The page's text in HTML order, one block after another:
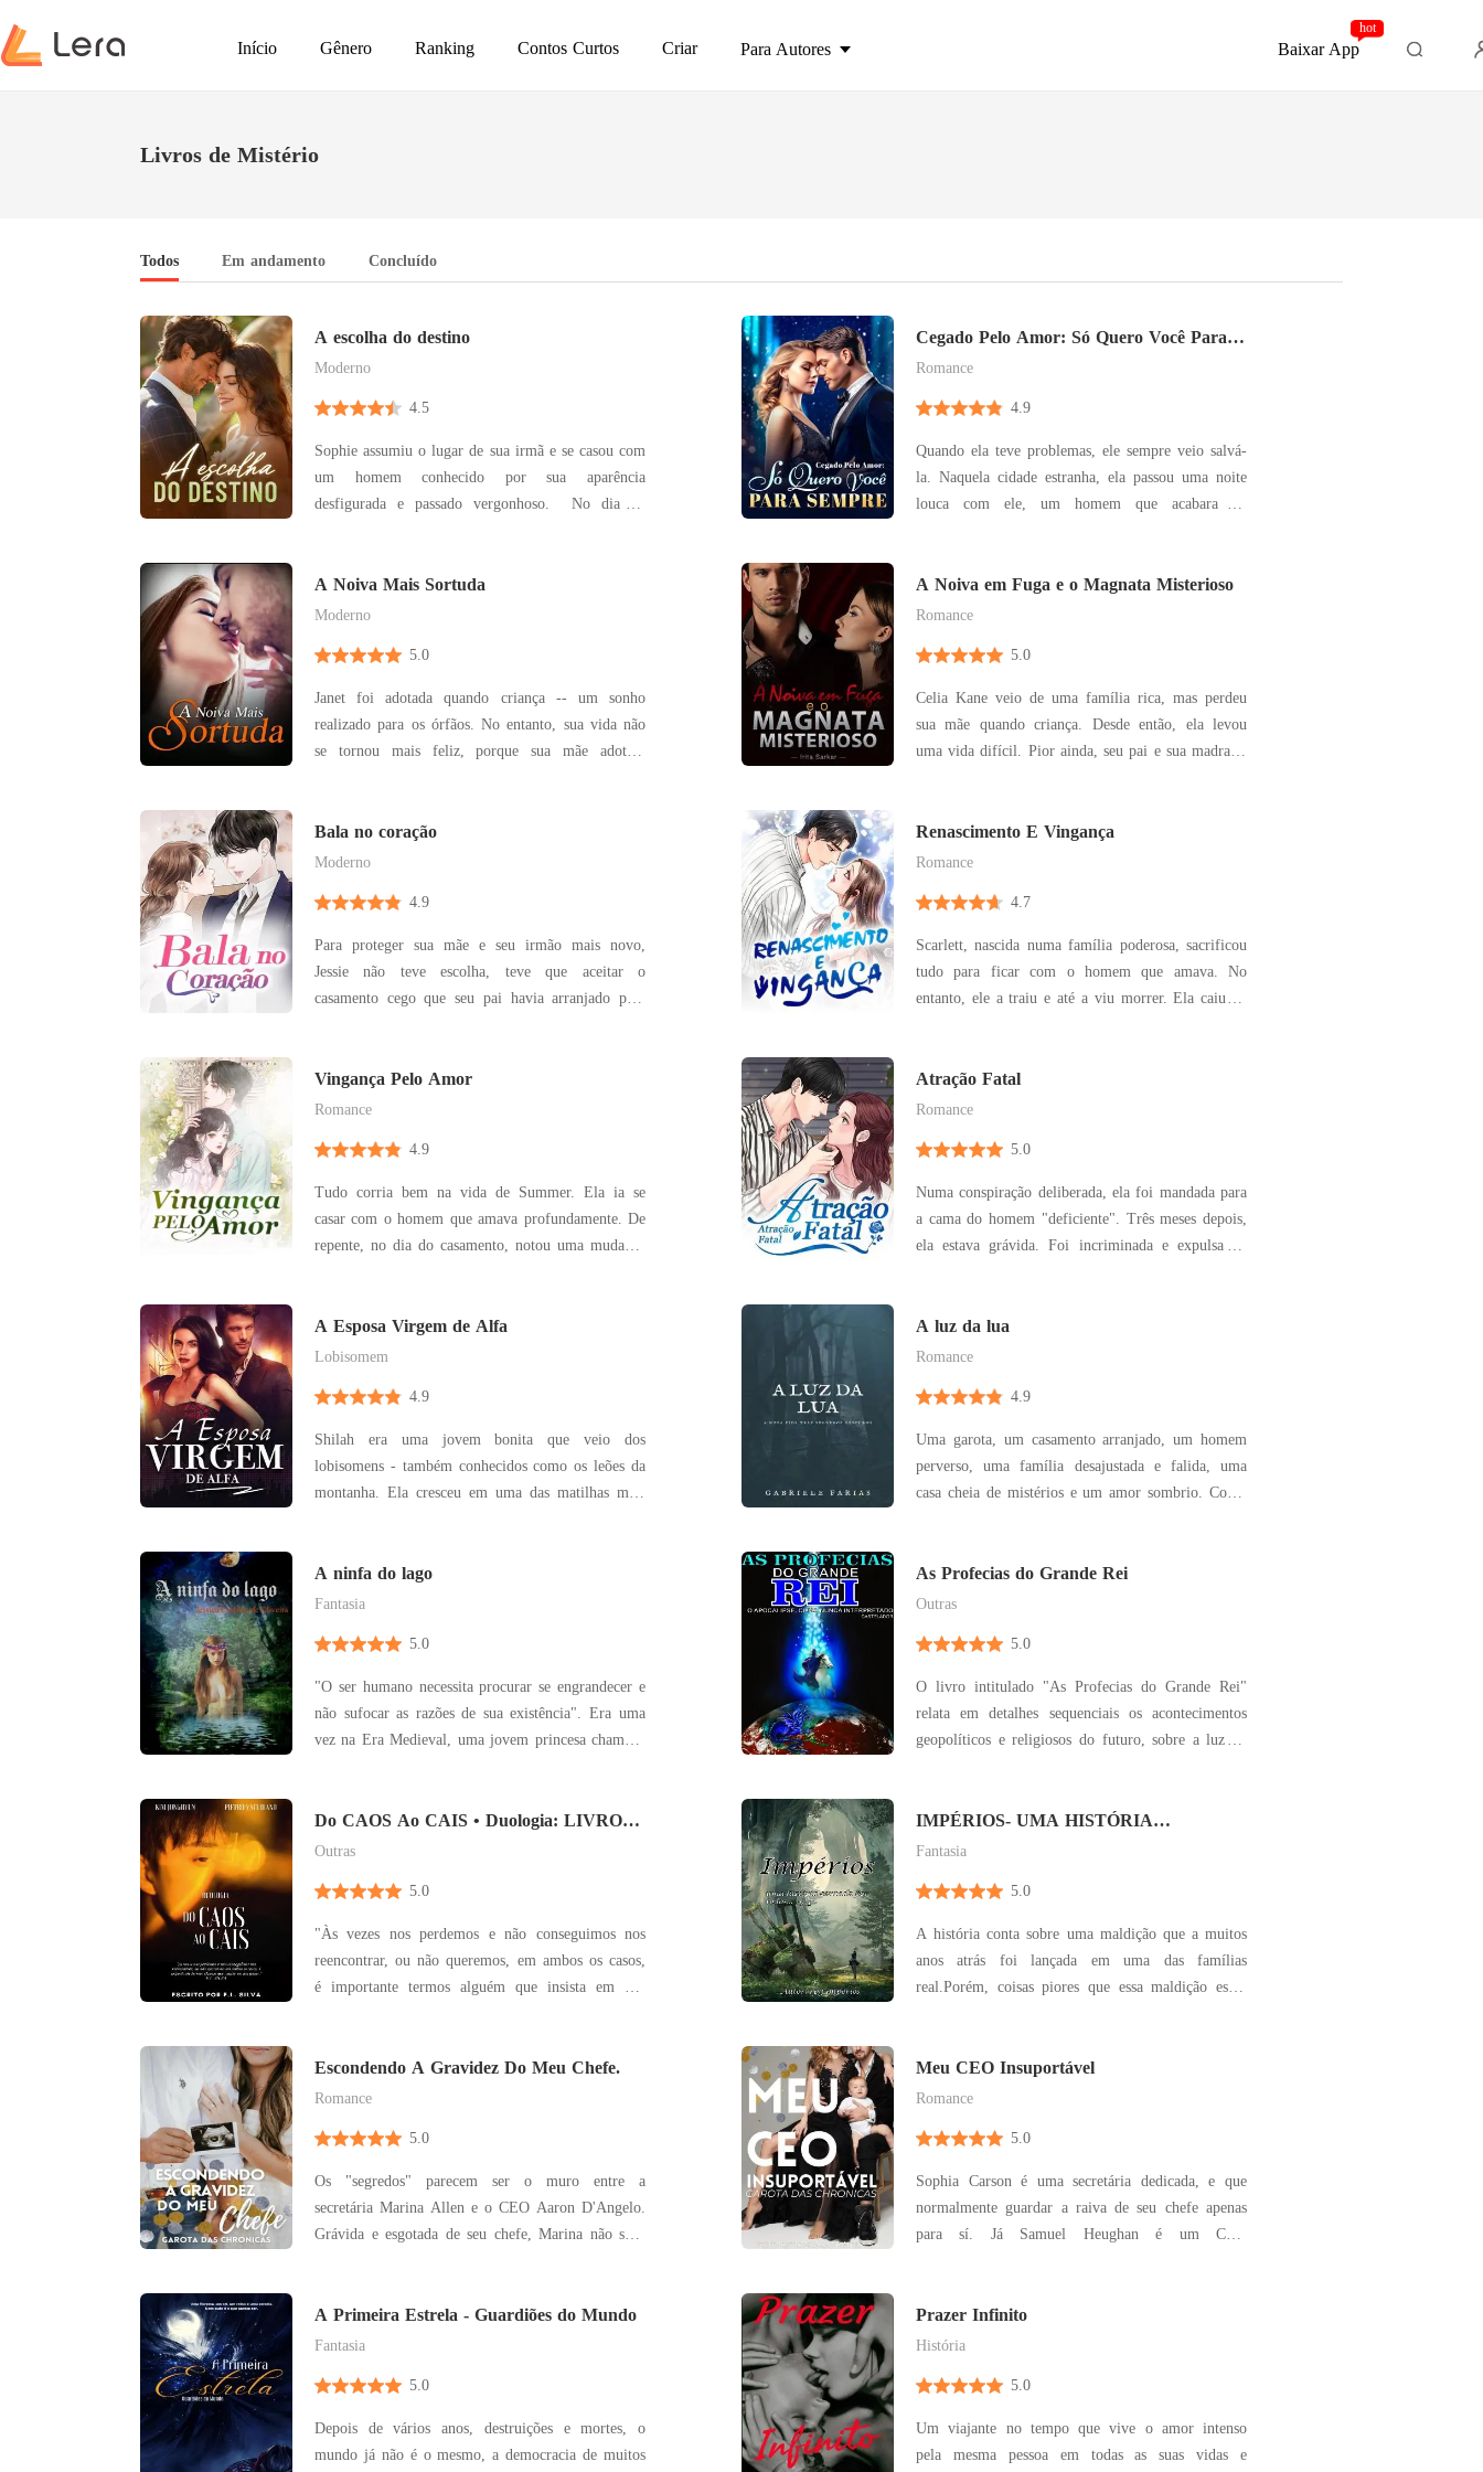
Início Gênero Ranking Contos Curtos Criar Para Autores Baixar App
hot
Livros de Mistério
Todos Em andamento Concluído
A escolha do destino
Moderno
4.5
Sophie assumiu o lugar de sua irmã e se casou com
um homem conhecido por sua aparência
desfigurada e passado vergonhoso. No dia do
toda a cidade. Enquanto todos esperavam para ver
a ruína dos dois, a
Cegado Pelo Amor: Só Quero Você Para
Sempre
Romance
4.9
Quando ela teve problemas, ele sempre veio salvá-
la. Naquela cidade estranha, ela passou uma noite
louca com ele, um homem que acabara de
quão poderoso ele era. Eles vieram de dois mundos
diferentes, m
A Noiva Mais Sortuda
Moderno
5.0
Janet foi adotada quando criança -- um sonho
realizado para os órfãos. No entanto, sua vida não
se tornou mais feliz, porque sua mãe adotiva
amava, infelizmente, ela adoeceu e Janet não tinha
outra escolha a nã
A Noiva em Fuga e o Magnata Misterioso
Romance
5.0
Celia Kane veio de uma família rica, mas perdeu
sua mãe quando criança. Desde então, ela levou
uma vida difícil. Pior ainda, seu pai e sua madrasta
seu destino, Celia fugiu no dia do casamento e teve
um caso
Bala no coração
Moderno
4.9
Para proteger sua mãe e seu irmão mais novo,
Jessie não teve escolha, teve que aceitar o
casamento cego que seu pai havia arranjado para
misterioso acidente que ela se envolveu no passado.
No entanto, C
Renascimento E Vingança
Romance
4.7
Scarlett, nascida numa família poderosa, sacrificou
tudo para ficar com o homem que amava. No
entanto, ele a traiu e até a viu morrer. Ela caiu na
anos atrás. Ela renasceu e obteve outra
oportunidade d
Vingança Pelo Amor
Romance
4.9
Tudo corria bem na vida de Summer. Ela ia se
casar com o homem que amava profundamente. De
repente, no dia do casamento, notou uma mudança
raiva. Ele aproveitou todas as oportunidades para a
machucar. Ele
Atração Fatal
Romance
5.0
Numa conspiração deliberada, ela foi mandada para
a cama do homem "deficiente". Três meses depois,
ela estava grávida. Foi incriminada e expulsa de
revelados, ela saiu com um segreto e uma criança.
A Esposa Virgem de Alfa
Lobisomem
4.9
Shilah era uma jovem bonita que veio dos
lobisomens - também conhecidos como os leões da
montanha. Ela cresceu em uma das matilhas mais
em sua matilha e, como resultado, sempre foi
intimidada e ri
A luz da lua
Romance
4.9
Uma garota, um casamento arranjado, um homem
perverso, uma família desajustada e falida, uma
casa cheia de mistérios e um amor sombrio. Como
A ninfa do lago
Fantasia
5.0
"O ser humano necessita procurar se engrandecer e
não sufocar as razões de sua existência". Era uma
vez na Era Medieval, uma jovem princesa chamada
escudeiro são convocados para encontrá-la, em
reino onde
As Profecias do Grande Rei
Outras
5.0
O livro intitulado "As Profecias do Grande Rei"
relata em detalhes sequenciais os acontecimentos
geopolíticos e religiosos do futuro, sobre a luz da
variados dogmas religiosos existente na atualidade,
d
Do CAOS Ao CAIS • Duologia: LIVRO
UM
Outras
5.0
"Às vezes nos perdemos e não conseguimos nos
reencontrar, ou não queremos, em ambos os casos,
é importante termos alguém que insista em nos
família fadada à autodestruição; na família, um
jovem... ah!, este que
IMPÉRIOS- UMA HISTÓRIA
CONTADA POR TODOS
Fantasia
5.0
A história conta sobre uma maldição que a muitos
anos atrás foi lançada em uma das famílias
real.Porém, coisas piores que essa maldição estão
também conta sobre ataques estranhos ocorrendo
em ambos rei
Escondendo A Gravidez Do Meu Chefe.
Romance
5.0
Os "segredos" parecem ser o muro entre a
secretária Marina Allen e o CEO Aaron D'Angelo.
Grávida e esgotada de seu chefe, Marina não sabe
princípio descobre sobre o bebê, mas o quê mais
Marina não está diz
Meu CEO Insuportável
Romance
5.0
Sophia Carson é uma secretária dedicada, e que
normalmente guardar a raiva de seu chefe apenas
para sí. Já Samuel Heughan é um CEO
praticamente arrastada para seus problemas. O
CEO dessa vez, joga sobre a secretária um
A Primeira Estrela - Guardiões do Mundo
Fantasia
5.0
Depois de vários anos, destruições e mortes, o
mundo já não é o mesmo, a democracia de muitos
Prazer Infinito
História
5.0
Um viajante no tempo que vive o amor intenso
pela mesma pessoa em todas as suas vidas e